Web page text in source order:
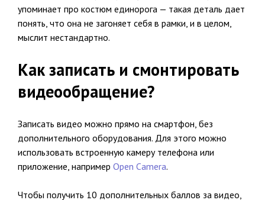
упоминает про костюм единорога — такая деталь дает
понять, что она не загоняет себя в рамки, и в целом,
мыслит нестандартно.
Как записать и смонтировать
видеообращение?
Записать видео можно прямо на смартфон, без
дополнительного оборудования. Для этого можно
использовать встроенную камеру телефона или
приложение, например Open Camera.
Чтобы получить 10 дополнительных баллов за видео,